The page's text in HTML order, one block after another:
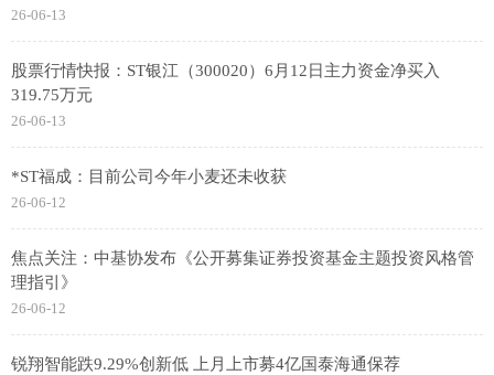
26-06-13
股票行情快报：ST银江（300020）6月12日主力资金净买入
319.75万元
26-06-13
*ST福成：目前公司今年小麦还未收获
26-06-12
焦点关注：中基协发布《公开募集证券投资基金主题投资风格管
理指引》
26-06-12
锐翔智能跌9.29%创新低 上月上市募4亿国泰海通保荐